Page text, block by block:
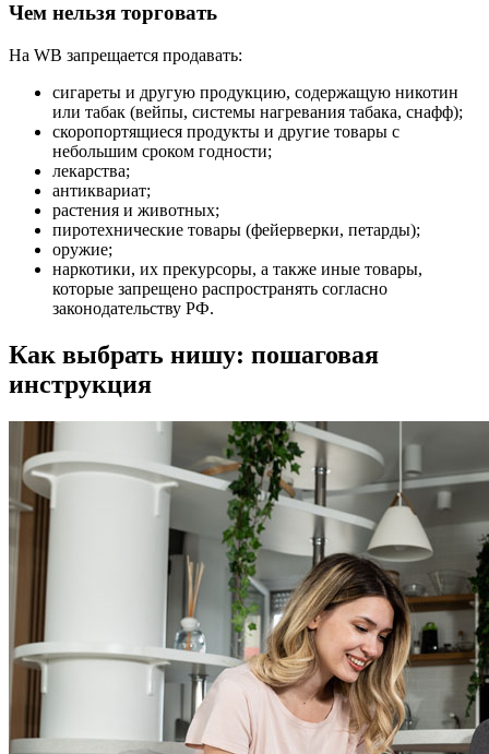
Чем нельзя торговать
На WB запрещается продавать:
сигареты и другую продукцию, содержащую никотин
или табак (вейпы, системы нагревания табака, снафф);
скоропортящиеся продукты и другие товары с
небольшим сроком годности;
лекарства;
антиквариат;
растения и животных;
пиротехнические товары (фейерверки, петарды);
оружие;
наркотики, их прекурсоры, а также иные товары,
которые запрещено распространять согласно
законодательству РФ.
Как выбрать нишу: пошаговая
инструкция